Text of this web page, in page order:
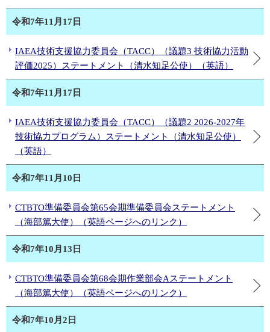
令和7年11月17日
IAEA技術支援協力委員会（TACC）（議題3 技術協力活動
評価2025）ステートメント（清水知足公使）（英語）
令和7年11月17日
IAEA技術支援協力委員会（TACC）（議題2 2026-2027年
技術協力プログラム）ステートメント（清水知足公使）
（英語）
令和7年11月10日
CTBTO準備委員会第65会期準備委員会ステートメント
（海部篤大使）（英語ページへのリンク）
令和7年10月13日
CTBTO準備委員会第68会期作業部会Aステートメント
（海部篤大使）（英語ページへのリンク）
令和7年10月2日